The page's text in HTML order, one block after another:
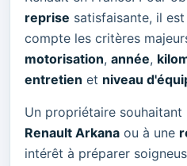
reprise satisfaisante, il
compte les critères
motorisation, année,
entretien et niveau
Un propriétaire souhaitant
Renault Arkana ou à une
intérêt à préparer